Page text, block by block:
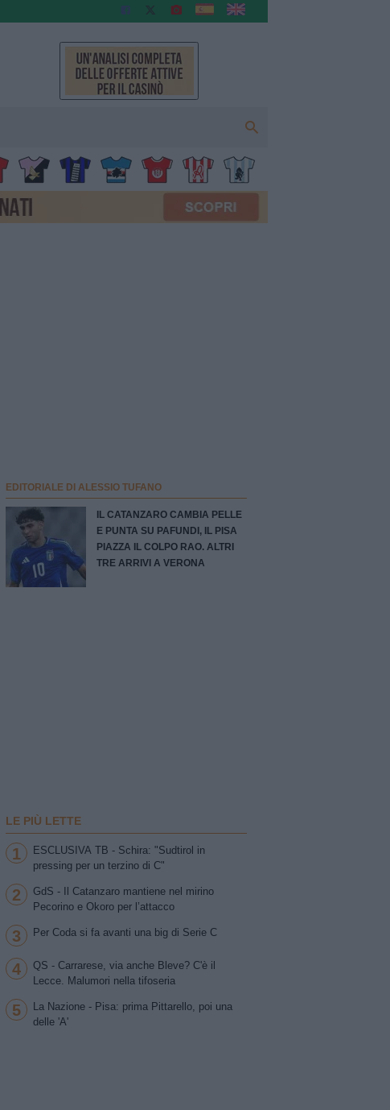
EDITORIALE DI ALESSIO TUFANO
IL CATANZARO CAMBIA PELLE
E PUNTA SU PAFUNDI, IL PISA
PIAZZA IL COLPO RAO. ALTRI
TRE ARRIVI A VERONA
LE PIÙ LETTE
1
ESCLUSIVA TB - Schira: "Sudtirol in
pressing per un terzino di C"
2
GdS - Il Catanzaro mantiene nel mirino
Pecorino e Okoro per l’attacco
3 Per Coda si fa avanti una big di Serie C
4
QS - Carrarese, via anche Bleve? C'è il
Lecce. Malumori nella tifoseria
5
La Nazione - Pisa: prima Pittarello, poi una
delle 'A'